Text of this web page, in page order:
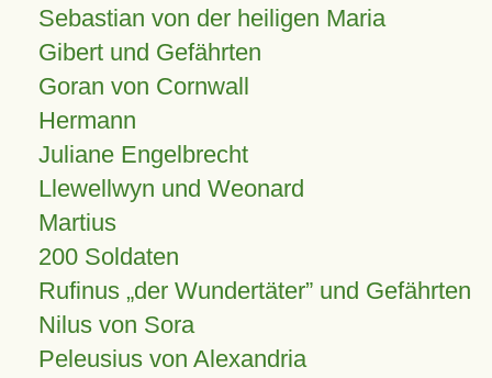
Sebastian von der heiligen Maria
Gibert und Gefährten
Goran von Cornwall
Hermann
Juliane Engelbrecht
Llewellwyn und Weonard
Martius
200 Soldaten
Rufinus „der Wundertäter” und Gefährten
Nilus von Sora
Peleusius von Alexandria